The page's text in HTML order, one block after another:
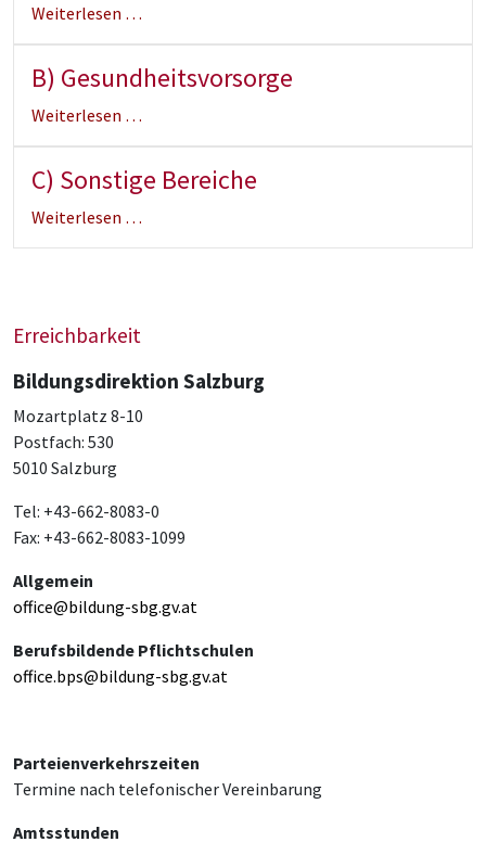
Weiterlesen …
B) Gesundheitsvorsorge
Weiterlesen …
C) Sonstige Bereiche
Weiterlesen …
Erreichbarkeit
Bildungsdirektion Salzburg
Mozartplatz 8-10
Postfach: 530
5010 Salzburg
Tel: +43-662-8083-0
Fax: +43-662-8083-1099
Allgemein
office@bildung-sbg.gv.at
Berufsbildende Pflichtschulen
office.bps@bildung-sbg.gv.at
Parteienverkehrszeiten
Termine nach telefonischer Vereinbarung
Amtsstunden